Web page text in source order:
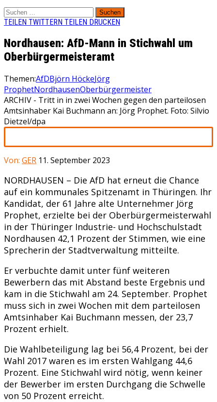
Suchen
nach:
TEILEN TWITTERN TEILEN DRUCKEN
Nordhausen: AfD-Mann in Stichwahl um
Oberbürgermeisteramt
Themen:AfDBjörn HöckeJörg
ProphetNordhausenOberbürgermeister
ARCHIV - Tritt in in zwei Wochen gegen den parteilosen
Amtsinhaber Kai Buchmann an: Jörg Prophet. Foto: Silvio
Dietzel/dpa
Von: GER 11. September 2023
NORDHAUSEN – Die AfD hat erneut die Chance
auf ein kommunales Spitzenamt in Thüringen. Ihr
Kandidat, der 61 Jahre alte Unternehmer Jörg
Prophet, erzielte bei der Oberbürgermeisterwahl
in der Thüringer Industrie- und Hochschulstadt
Nordhausen 42,1 Prozent der Stimmen, wie eine
Sprecherin der Stadtverwaltung mitteilte.
Er verbuchte damit unter fünf weiteren
Bewerbern das mit Abstand beste Ergebnis und
kam in die Stichwahl am 24. September. Prophet
muss sich in zwei Wochen mit dem parteilosen
Amtsinhaber Kai Buchmann messen, der 23,7
Prozent erhielt.
Die Wahlbeteiligung lag bei 56,4 Prozent, bei der
Wahl 2017 waren es im ersten Wahlgang 44,6
Prozent. Eine Stichwahl wird nötig, wenn keiner
der Bewerber im ersten Durchgang die Schwelle
von 50 Prozent erreicht.